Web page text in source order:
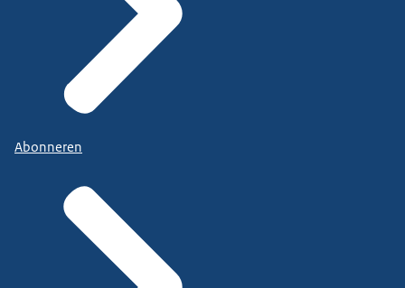
Abonneren